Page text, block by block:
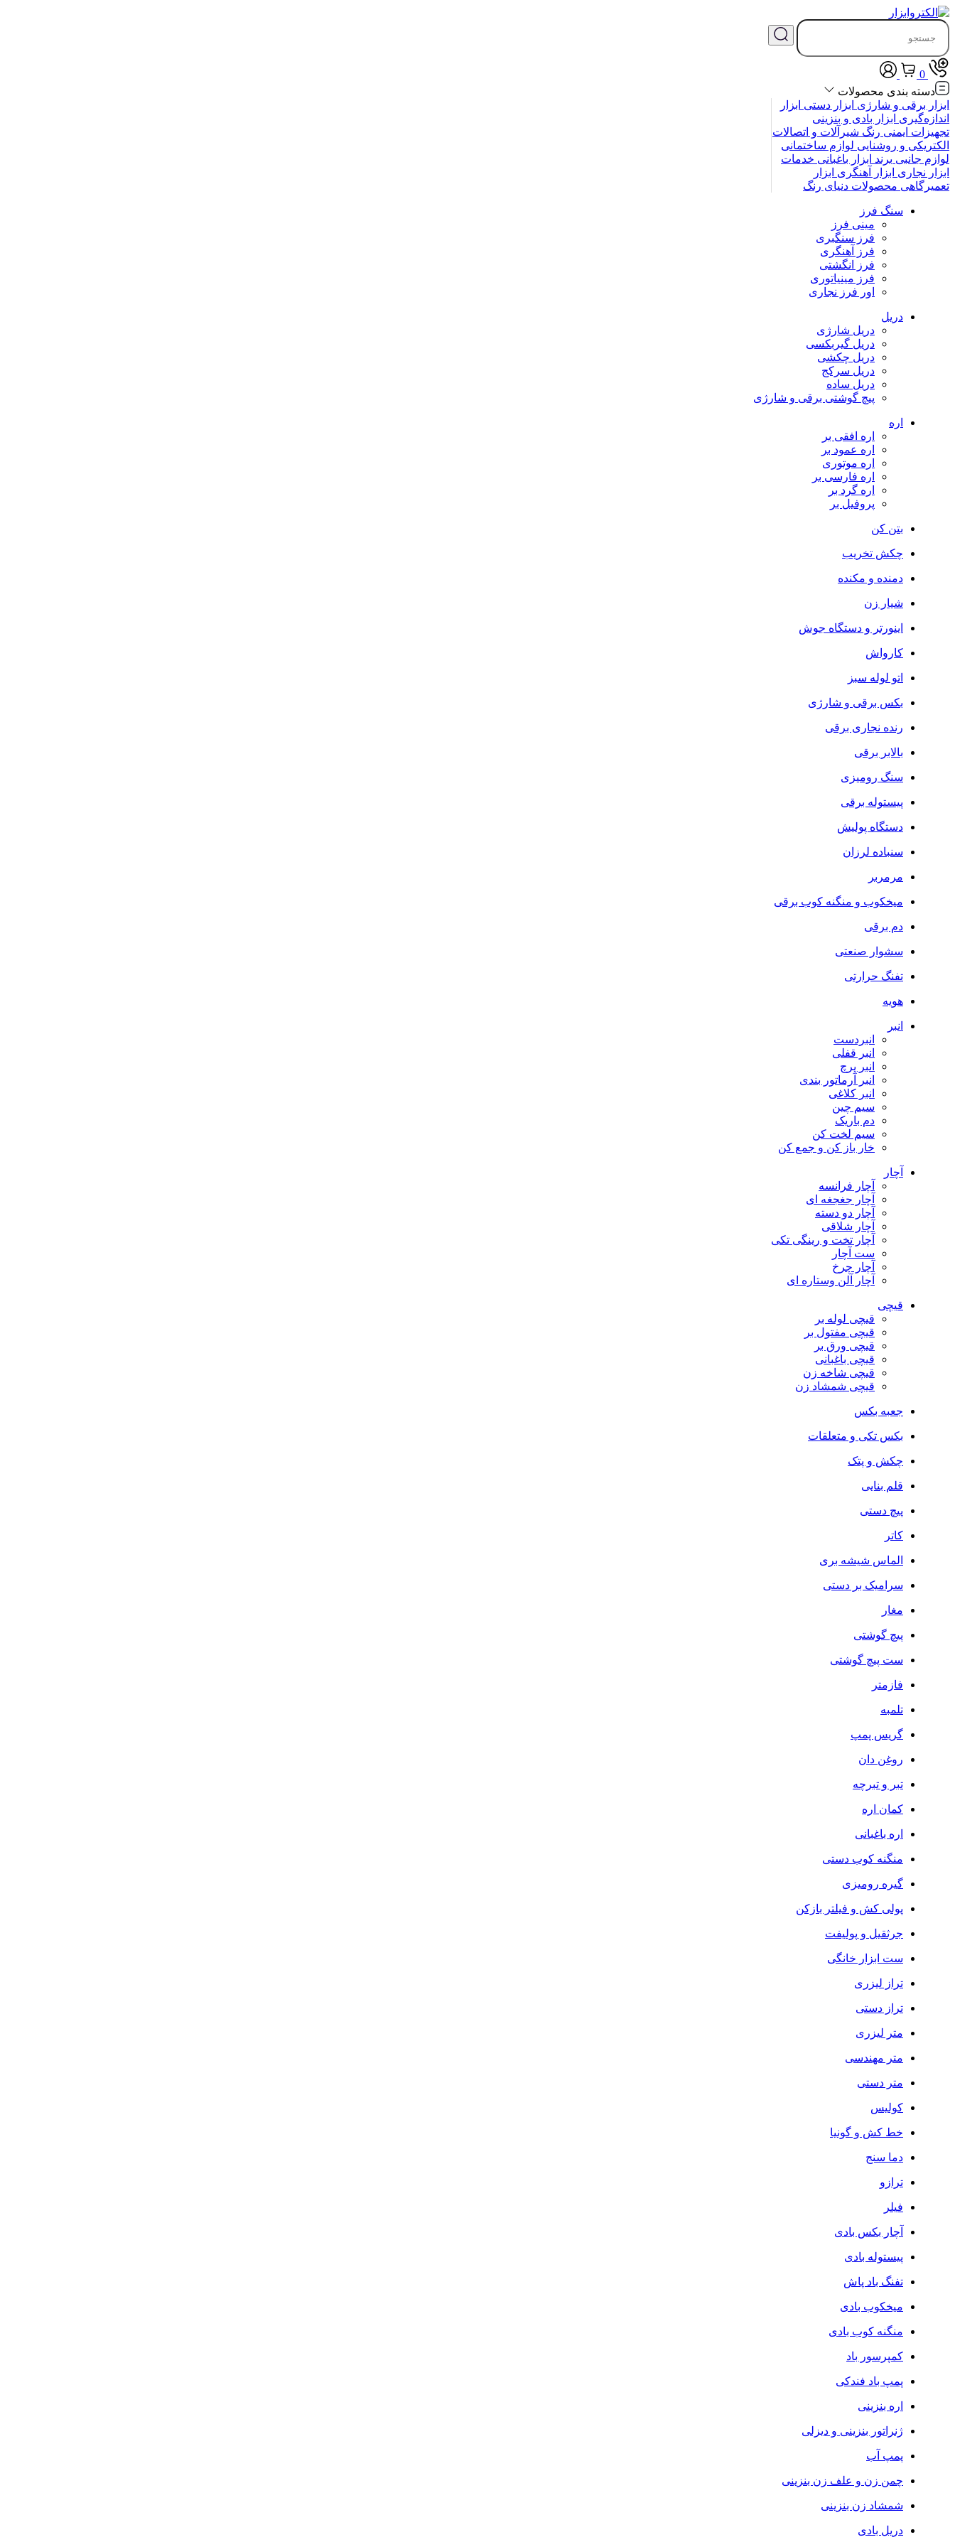
0
دسته بندی محصولات
ابزار برقی و شارژی ابزار دستی ابزار
اندازه‌گیری ابزار بادی و بنزینی
تجهیزات ایمنی رنگ شیرآلات و اتصالات
الکتریکی و روشنایی لوازم ساختمانی
لوازم جانبی برند ابزار باغبانی خدمات
ابزار نجاری ابزار آهنگری ابزار
تعمیرگاهی محصولات دنیای رنگ
سنگ فرز
مینی فرز
فرز سنگبری
فرز آهنگری
فرز انگشتی
فرز مینیاتوری
اور فرز نجاری
دریل
دریل شارژی
دریل گیربکسی
دریل چکشی
دریل سرکج
دریل ساده
پیچ گوشتی برقی و شارژی
اره
اره افقی بر
اره عمود بر
اره موتوری
اره فارسی بر
اره گرد بر
پروفیل بر
بتن کن
چکش تخریب
دمنده و مکنده
شیار زن
اینورتر و دستگاه جوش
کارواش
اتو لوله سبز
بکس برقی و شارژی
رنده نجاری برقی
بالابر برقی
سنگ رومیزی
پیستوله برقی
دستگاه پولیش
سنباده لرزان
مرمربر
میخکوب و منگنه کوب برقی
دم برقی
سشوار صنعتی
تفنگ حرارتی
هویه
انبر
انبردست
انبر قفلی
انبر پرچ
انبر آرماتور بندی
انبر کلاغی
سیم چین
دم باریک
سیم لخت کن
خار باز کن و جمع کن
آچار
آچار فرانسه
آچار جغجغه ای
آچار دو دسته
آچار شلاقی
آچار تخت و رینگی تکی
ست آچار
آچار چرخ
آچار آلن وستاره ای
قیچی
قیچی لوله بر
قیچی مفتول بر
قیچی ورق بر
قیچی باغبانی
قیچی شاخه زن
قیچی شمشاد زن
جعبه بکس
بکس تکی و متعلقات
چکش و پتک
قلم بنایی
پیچ دستی
کاتر
الماس شیشه بری
سرامیک بر دستی
مغار
پیچ گوشتی
ست پیچ گوشتی
فازمتر
تلمبه
گریس پمپ
روغن دان
تبر و تبرچه
کمان اره
اره باغبانی
منگنه کوب دستی
گیره رومیزی
پولی کش و فیلتر بازکن
جرثقیل و پولیفت
ست ابزار خانگی
تراز لیزری
تراز دستی
متر لیزری
متر مهندسی
متر دستی
کولیس
خط کش و گونیا
دما سنج
ترازو
فیلر
آچار بکس بادی
پیستوله بادی
تفنگ باد پاش
میخکوب بادی
منگنه کوب بادی
کمپرسور باد
پمپ باد فندکی
اره بنزینی
ژنراتور بنزینی و دیزلی
پمپ آب
چمن زن و علف زن بنزینی
شمشاد زن بنزینی
دریل بادی